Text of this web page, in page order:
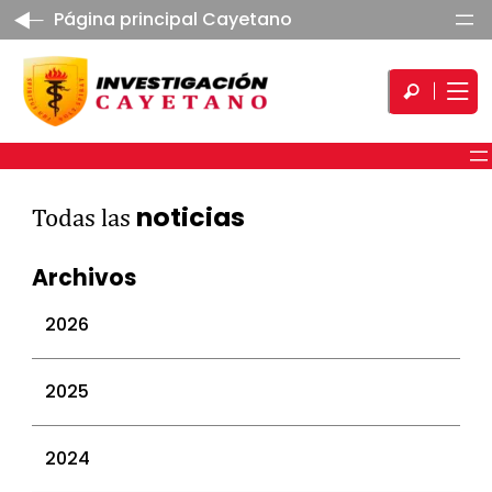
Página principal Cayetano
Todas las noticias
Archivos
2026
julio 2026
mayo 2026
2025
diciembre 2025
2024